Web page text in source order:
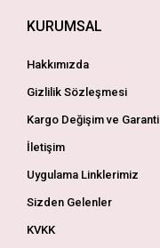
KURUMSAL
Hakkımızda
Gizlilik Sözleşmesi
Kargo Değişim ve Garanti
İletişim
Uygulama Linklerimiz
Sizden Gelenler
KVKK